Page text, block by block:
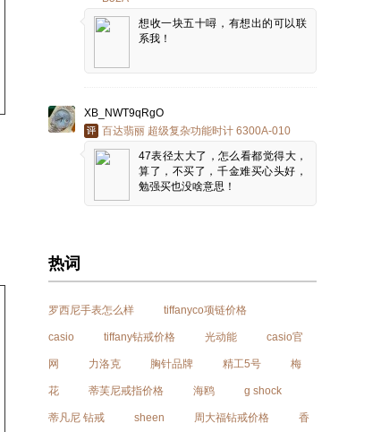
想收一块五十噚，有想出的可以联
系我！
XB_NWT9qRgO
百达翡丽 超级复杂功能时计 6300A-010
47表径太大了，怎么看都觉得大，
算了，不买了，千金难买心头好，
勉强买也没啥意思！
热词
罗西尼手表怎么样 tiffanyco项链价格
casio tiffany钻戒价格 光动能 casio官
网 力洛克 胸针品牌 精工5号 梅
花 蒂芙尼戒指价格 海鸥 g shock
蒂凡尼 钻戒 sheen 周大福钻戒价格 香